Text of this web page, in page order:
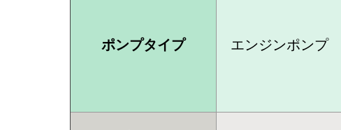
ポンプタイプ エンジンポンプ